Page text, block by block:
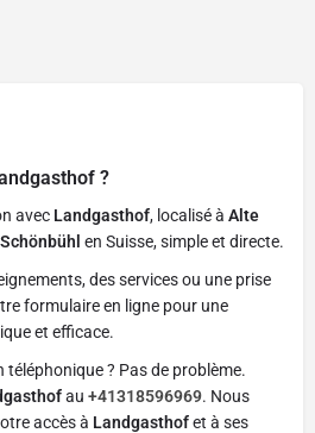
?
avec Landgasthof, localisé à Alte
en Suisse, simple et directe.
des services ou une prise
formulaire en ligne pour une
et efficace.
? Pas de problème.
au +41318596969. Nous
accès à Landgasthofet à ses